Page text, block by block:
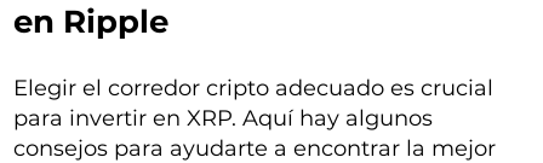
en Ripple
Elegir el corredor cripto adecuado es crucial
para invertir en XRP. Aquí hay algunos
consejos para ayudarte a encontrar la mejor